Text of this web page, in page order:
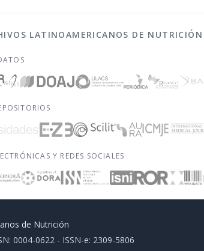
LATINOAMERICANOS DE NUTRICIÓN
Y REDES SOCIALES
de Nutrición
0004-0622 - ISSN-e: 2309-5806